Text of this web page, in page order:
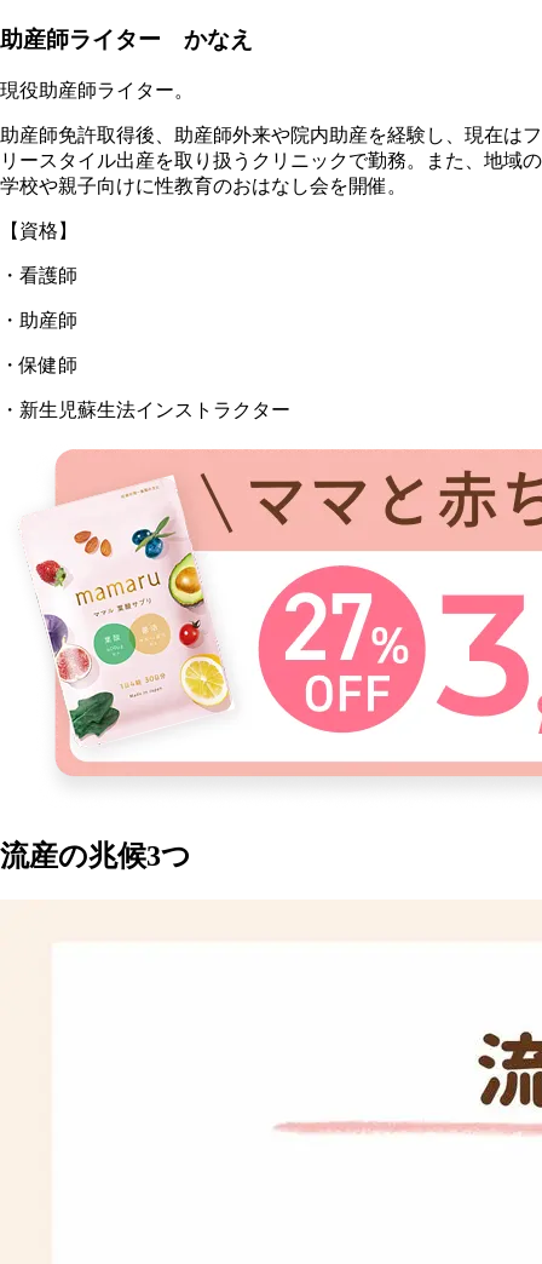
助産師ライター かなえ
現役助産師ライター。
助産師免許取得後、助産師外来や院内助産を経験し、現在はフ
リースタイル出産を取り扱うクリニックで勤務。また、地域の
学校や親子向けに性教育のおはなし会を開催。
【資格】
・看護師
・助産師
・保健師
・新生児蘇生法インストラクター
流産の兆候3つ